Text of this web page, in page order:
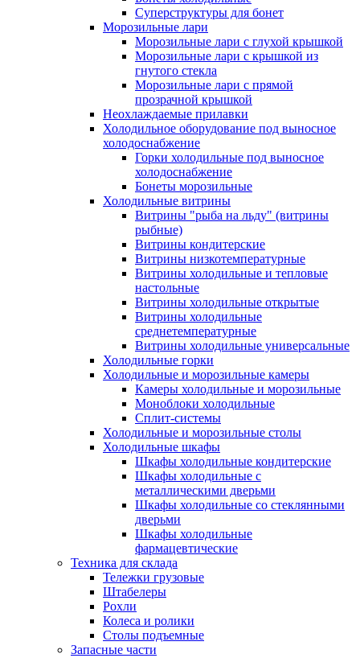
Суперструктуры для бонет
Морозильные лари
Морозильные лари с глухой крышкой
Морозильные лари с крышкой из
гнутого стекла
Морозильные лари с прямой
прозрачной крышкой
Неохлаждаемые прилавки
Холодильное оборудование под выносное
холодоснабжение
Горки холодильные под выносное
холодоснабжение
Бонеты морозильные
Холодильные витрины
Витрины "рыба на льду" (витрины
рыбные)
Витрины кондитерские
Витрины низкотемпературные
Витрины холодильные и тепловые
настольные
Витрины холодильные открытые
Витрины холодильные
среднетемпературные
Витрины холодильные универсальные
Холодильные горки
Холодильные и морозильные камеры
Камеры холодильные и морозильные
Моноблоки холодильные
Сплит-системы
Холодильные и морозильные столы
Холодильные шкафы
Шкафы холодильные кондитерские
Шкафы холодильные с
металлическими дверьми
Шкафы холодильные со стеклянными
дверьми
Шкафы холодильные
фармацевтические
Техника для склада
Тележки грузовые
Штабелеры
Рохли
Колеса и ролики
Столы подъемные
Запасные части